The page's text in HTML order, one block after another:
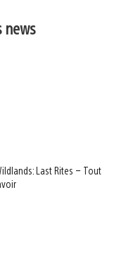
news
Last Rites – Tout